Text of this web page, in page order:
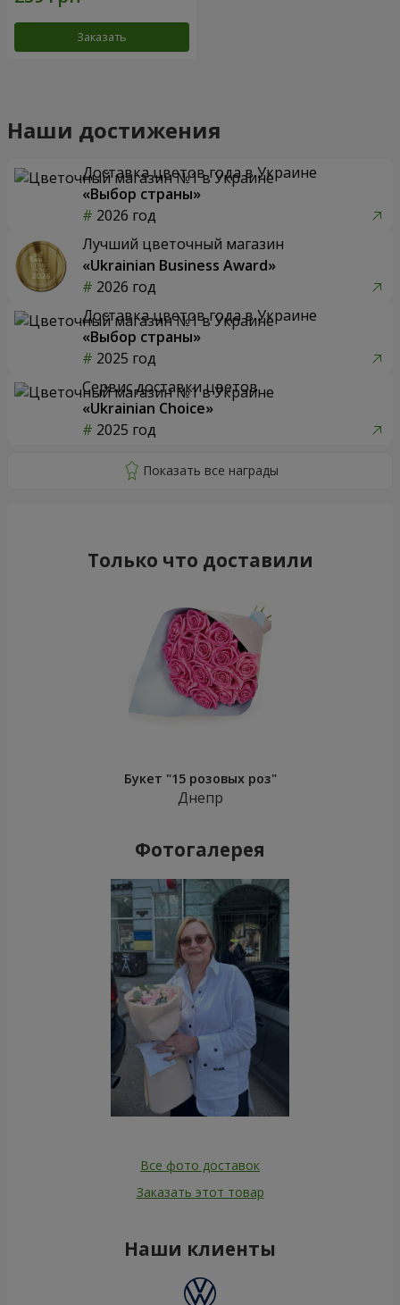
Заказать
Наши достижения
Доставка цветов года в Украине
«Выбор страны»
2026 год
Лучший цветочный магазин
«Ukrainian Business Award»
2026 год
Доставка цветов года в Украине
«Выбор страны»
2025 год
Сервис доставки цветов
«Ukrainian Choice»
2025 год
Только что доставили
Букет "15 розовых роз"
Днепр
Фотогалерея
Все фото доставок
Заказать этот товар
Наши клиенты